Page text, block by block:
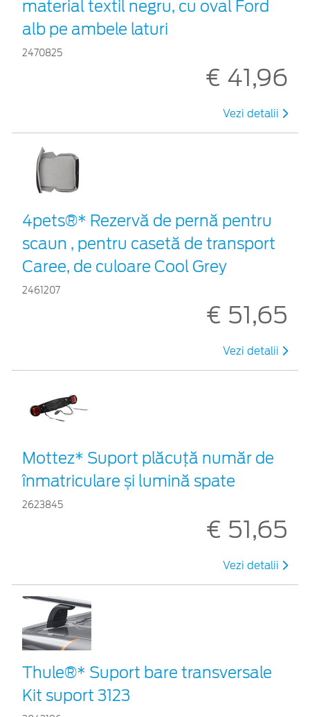
material textil negru, cu oval Ford
alb pe ambele laturi
2470825
€ 41,96
Vezi detalii
4pets®* Rezervă de pernă pentru
scaun , pentru casetă de transport
Caree, de culoare Cool Grey
2461207
€ 51,65
Vezi detalii
Mottez* Suport plăcuță număr de
înmatriculare și lumină spate
2623845
€ 51,65
Vezi detalii
Thule®* Suport bare transversale
Kit suport 3123